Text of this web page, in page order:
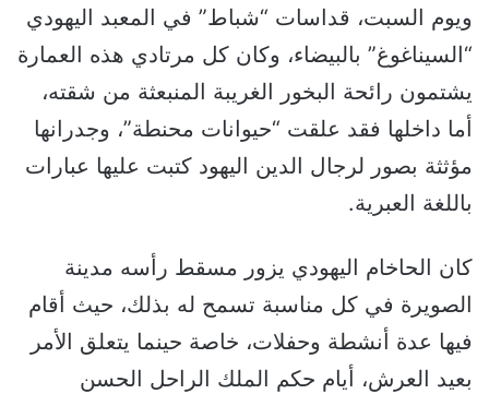
ويوم السبت، قداسات “شباط” في المعبد اليهودي
“السيناغوغ” بالبيضاء، وكان كل مرتادي هذه العمارة
يشتمون رائحة البخور الغريبة المنبعثة من شقته،
أما داخلها فقد علقت “حيوانات محنطة”، وجدرانها
مؤثثة بصور لرجال الدين اليهود كتبت عليها عبارات
باللغة العبرية.
كان الحاخام اليهودي يزور مسقط رأسه مدينة
الصويرة في كل مناسبة تسمح له بذلك، حيث أقام
فيها عدة أنشطة وحفلات، خاصة حينما يتعلق الأمر
بعيد العرش، أيام حكم الملك الراحل الحسن